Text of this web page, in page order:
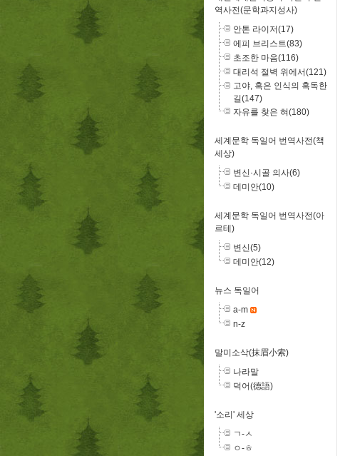
역사전(문학과지성사)
안톤 라이저(17)
에피 브리스트(83)
초조한 마음(116)
대리석 절벽 위에서(121)
고야, 혹은 인식의 혹독한
길(147)
자유를 찾은 혀(180)
세계문학 독일어 번역사전(책
세상)
변신·시골 의사(6)
데미안(10)
세계문학 독일어 번역사전(아
르테)
변신(5)
데미안(12)
뉴스 독일어
a-m
n-z
말미소삭(抹眉小索)
나라말
덕어(德語)
'소리' 세상
ㄱ-ㅅ
ㅇ-ㅎ